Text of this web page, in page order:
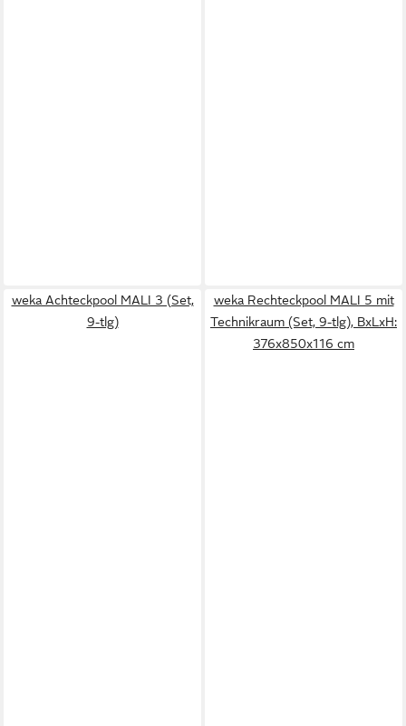
weka Achteckpool MALI 3 (Set,
9-tlg)
weka Rechteckpool MALI 5 mit
Technikraum (Set, 9-tlg), BxLxH:
376x850x116 cm